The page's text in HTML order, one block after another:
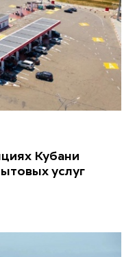
Кубани
услуг